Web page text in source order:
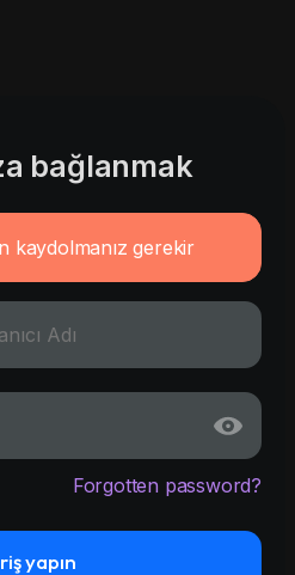
bağlanmak
kaydolmanız gerekir
Forgotten password?
yapın